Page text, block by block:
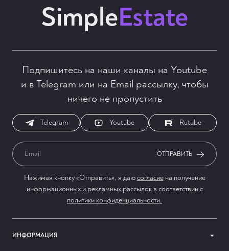
SimpleEstate
Подпишитесь на наши каналы на Youtube
и в Telegram или на Email рассылку, чтобы
ничего не пропустить
Telegram Youtube Rutube
ОТПРАВИТЬ
Нажимая кнопку «Отправить», я даюсогласиена получение
информационных и рекламных рассылок в соответствии с
политики конфиденциальности.
ИНФОРМАЦИЯ